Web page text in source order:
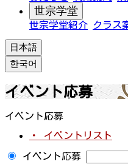
世宗学堂
世宗学堂紹介 クラス
日本語
한국어
イベント応募
イベント応募
・ イベントリスト
イベント応募